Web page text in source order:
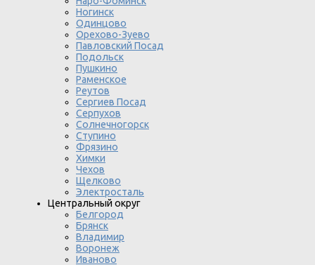
Ногинск
Одинцово
Орехово-Зуево
Павловский Посад
Подольск
Пушкино
Раменское
Реутов
Сергиев Посад
Серпухов
Солнечногорск
Ступино
Фрязино
Химки
Чехов
Щелково
Электросталь
Центральный округ
Белгород
Брянск
Владимир
Воронеж
Иваново